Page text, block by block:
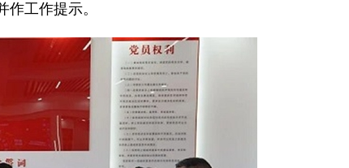
工作提示。